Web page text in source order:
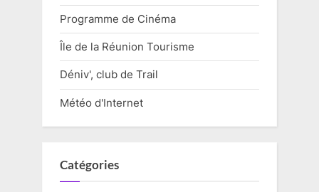
Programme de Cinéma
Île de la Réunion Tourisme
Déniv', club de Trail
Météo d'Internet
Catégories